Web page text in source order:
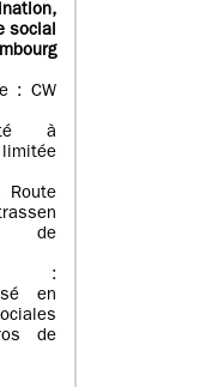
,
social
: CW
à
de
:
en
de